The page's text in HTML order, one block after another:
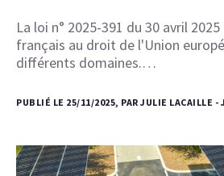
La loi n° 2025-391 du 30 avril
français au droit de l'Union
différents domaines.…
PUBLIÉ LE 25/11/2025, PAR JULIE LACAILLE -